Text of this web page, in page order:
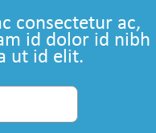
consectetur ac,
id dolor id nibh
ut id elit.